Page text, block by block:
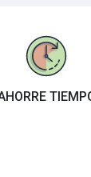
proceso.